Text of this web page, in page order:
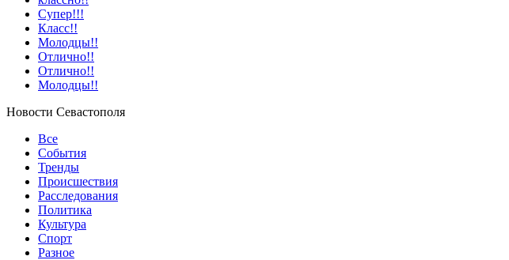
Супер!!!
Класс!!
Молодцы!!
Отлично!!
Отлично!!
Молодцы!!
Новости Севастополя
Все
События
Тренды
Происшествия
Расследования
Политика
Культура
Спорт
Разное